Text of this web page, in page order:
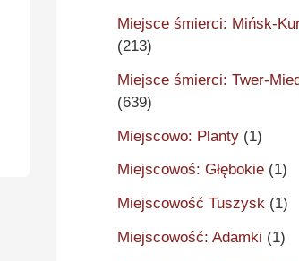
Miejsce śmierci: Mińsk-
(213)
Miejsce śmierci: Twer-
(639)
Miejscowo: Planty (1)
Miejscowoś: Głębokie (1)
Miejscowość Tuszysk (1)
Miejscowość: Adamki (1)